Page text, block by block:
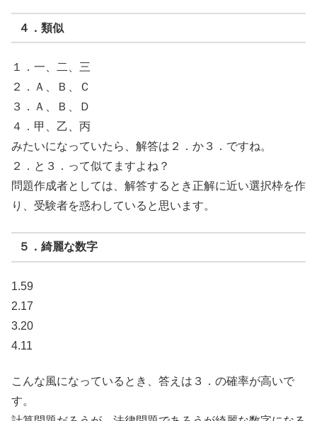
４．類似
１．一、二、三
２．Ａ、Ｂ、Ｃ
３．Ａ、Ｂ、Ｄ
４．甲、乙、丙
みたいになっていたら、解答は２．か３．ですね。
２．と３．って似てますよね？
問題作成者としては、解答するとき正解に近い選択枠を作
り、受験者を惑わしていると思います。
５．綺麗な数字
1.59
2.17
3.20
4.11
こんな風になっているとき、答えは３．の確率が高いで
す。